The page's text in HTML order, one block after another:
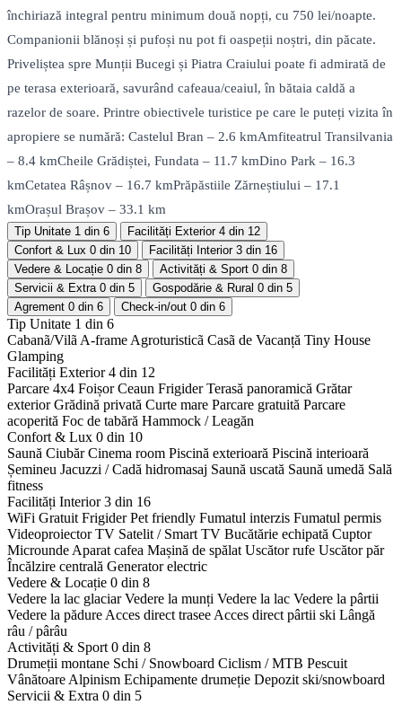
închiriază integral pentru minimum două nopți, cu 750 lei/noapte.
Companionii blănoși și pufoși nu pot fi oaspeții noștri, din păcate.
Priveliștea spre Munții Bucegi și Piatra Craiului poate fi admirată de
pe terasa exterioară, savurând cafeaua/ceaiul, în bătaia caldă a
razelor de soare. Printre obiectivele turistice pe care le puteți vizita în
apropiere se numără: Castelul Bran – 2.6 kmAmfiteatrul Transilvania
– 8.4 kmCheile Grădiștei, Fundata – 11.7 kmDino Park – 16.3
kmCetatea Râșnov – 16.7 kmPrăpăstiile Zărneștiului – 17.1
kmOrașul Brașov – 33.1 km
Tip Unitate 1 din 6 Facilități Exterior 4 din 12
Confort & Lux 0 din 10 Facilități Interior 3 din 16
Vedere & Locație 0 din 8 Activități & Sport 0 din 8
Servicii & Extra 0 din 5 Gospodărie & Rural 0 din 5
Agrement 0 din 6 Check-in/out 0 din 6
Tip Unitate 1 din 6
Cabanã/Vilã A-frame Agroturisticã Casã de Vacanță Tiny House
Glamping
Facilități Exterior4 din 12
Parcare 4x4 Foișor Ceaun Frigider Terasă panoramică Grătar
exterior Grădină privată Curte mare Parcare gratuită Parcare
acoperită Foc de tabără Hammock / Leagăn
Confort & Lux 0 din 10
Saună Ciubăr Cinema room Piscină exterioară Piscină interioară
Șemineu Jacuzzi / Cadă hidromasaj Saună uscată Saună umedă Sală
fitness
Facilități Interior3 din 16
WiFi Gratuit Frigider Pet friendly Fumatul interzis Fumatul permis
Videoproiector TV Satelit / Smart TV Bucătărie echipată Cuptor
Microunde Aparat cafea Mașină de spălat Uscător rufe Uscător păr
Încălzire centrală Generator electric
Vedere & Locație 0 din 8
Vedere la lac glaciar Vedere la munți Vedere la lac Vedere la pârtii
Vedere la pădure Acces direct trasee Acces direct pârtii ski Lângă
râu / pârâu
Activități & Sport 0 din 8
Drumeții montane Schi / Snowboard Ciclism / MTB Pescuit
Vânătoare Alpinism Echipamente drumeție Depozit ski/snowboard
Servicii & Extra 0 din 5